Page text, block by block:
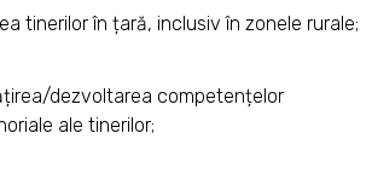
tinerilor în țară, inclusiv în zonele rurale;
dezvoltarea competențelor
ale tinerilor;